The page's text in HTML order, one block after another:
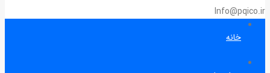
Info@pqico.ir
خانه